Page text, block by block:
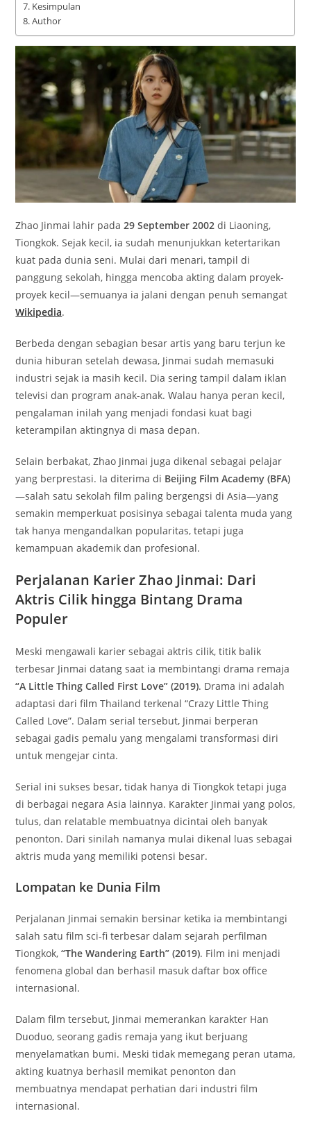
Kesimpulan
Author
Zhao Jinmai lahir pada29 September 2002 di Liaoning,
Tiongkok. Sejak kecil, ia sudah menunjukkan ketertarikan
kuat pada dunia seni. Mulai dari menari, tampil di
panggung sekolah, hingga mencoba akting dalam proyek-
proyek kecil—semuanya ia jalani dengan penuh semangat
Wikipedia.
Berbeda dengan sebagian besar artis yang baru terjun ke
dunia hiburan setelah dewasa, Jinmai sudah memasuki
industri sejak ia masih kecil. Dia sering tampil dalam iklan
televisi dan program anak-anak. Walau hanya peran kecil,
pengalaman inilah yang menjadi fondasi kuat bagi
keterampilan aktingnya di masa depan.
Selain berbakat, Zhao Jinmai juga dikenal sebagai pelajar
yang berprestasi. Ia diterima di Beijing Film Academy (BFA)
—salah satu sekolah film paling bergengsi di Asia—yang
semakin memperkuat posisinya sebagai talenta muda yang
tak hanya mengandalkan popularitas, tetapi juga
kemampuan akademik dan profesional.
Perjalanan Karier Zhao Jinmai: Dari
Aktris Cilik hingga Bintang Drama
Populer
Meski mengawali karier sebagai aktris cilik, titik balik
terbesar Jinmai datang saat ia membintangi drama remaja
“A Little Thing Called First Love” (2019). Drama ini adalah
adaptasi dari film Thailand terkenal “Crazy Little Thing
Called Love”. Dalam serial tersebut, Jinmai berperan
sebagai gadis pemalu yang mengalami transformasi diri
untuk mengejar cinta.
Serial ini sukses besar, tidak hanya di Tiongkok tetapi juga
di berbagai negara Asia lainnya. Karakter Jinmai yang polos,
tulus, dan relatable membuatnya dicintai oleh banyak
penonton. Dari sinilah namanya mulai dikenal luas sebagai
aktris muda yang memiliki potensi besar.
Lompatan ke Dunia Film
Perjalanan Jinmai semakin bersinar ketika ia membintangi
salah satu film sci-fi terbesar dalam sejarah perfilman
Tiongkok,“The Wandering Earth” (2019). Film ini menjadi
fenomena global dan berhasil masuk daftar box office
internasional.
Dalam film tersebut, Jinmai memerankan karakter Han
Duoduo, seorang gadis remaja yang ikut berjuang
menyelamatkan bumi. Meski tidak memegang peran utama,
akting kuatnya berhasil memikat penonton dan
membuatnya mendapat perhatian dari industri film
internasional.